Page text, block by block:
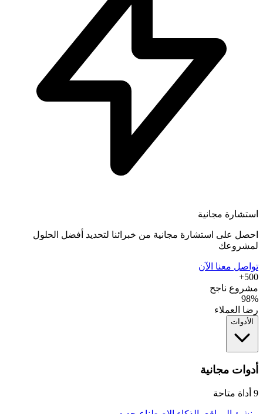
استشارة مجانية
احصل على استشارة مجانية من خبرائنا لتحديد أفضل الحلول
لمشروعك
تواصل معنا الآن
500+
مشروع ناجح
98%
رضا العملاء
الأدوات
أدوات مجانية
9 أداة متاحة